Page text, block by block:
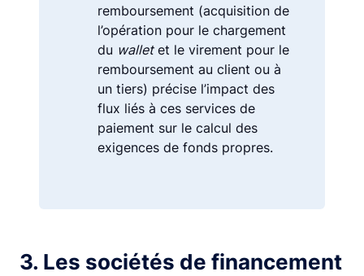
remboursement (acquisition de
l’opération pour le chargement
du walletet le virement pour le
remboursement au client ou à
un tiers) précise l’impact des
flux liés à ces services de
paiement sur le calcul des
exigences de fonds propres.
3. Les sociétés de financement